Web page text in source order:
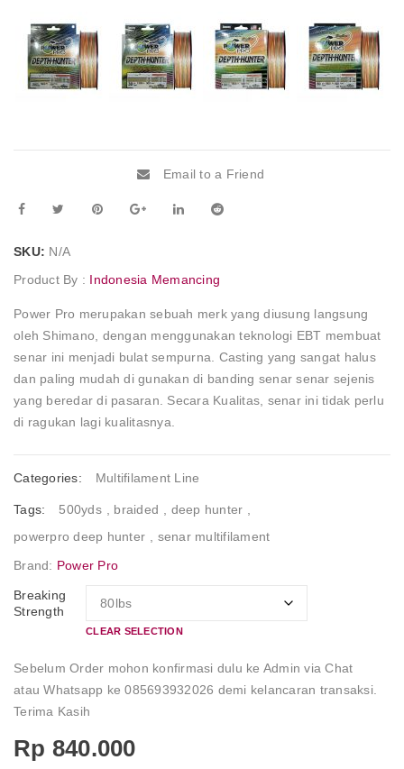
Email to a Friend
SKU: N/A
Product By : Indonesia Memancing
Power Pro merupakan sebuah merk yang diusung langsung
oleh Shimano, dengan menggunakan teknologi EBT membuat
senar ini menjadi bulat sempurna. Casting yang sangat halus
dan paling mudah di gunakan di banding senar senar sejenis
yang beredar di pasaran. Secara Kualitas, senar ini tidak perlu
di ragukan lagi kualitasnya.
Categories: Multifilament Line
Tags: 500yds braided deep hunter
powerpro deep hunter
senar multifilament
Brand: Power Pro
Breaking
Strength
CLEAR SELECTION
Sebelum Order mohon konfirmasi dulu ke Admin via Chat
atau Whatsapp ke 085693932026 demi kelancaran transaksi.
Terima Kasih
Rp 840.000